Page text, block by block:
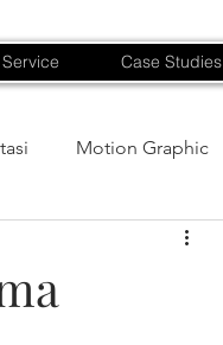
Service Case Studies
Motion Graphic